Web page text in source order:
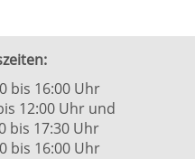
16:00 Uhr
12:00 Uhr und
Uhr
bis 16:00 Uhr